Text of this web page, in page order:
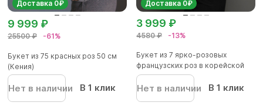
Доставка 0₽
25500 ₽ -61%
9 999 ₽
Букет из 75 красных роз 50 см
(Кения)
Нет в наличии В 1 клик
Доставка 0₽
4580 ₽ -13%
3 999 ₽
Букет из 7 ярко-розовых
французских роз в корейской
упа...
Нет в наличии В 1 клик